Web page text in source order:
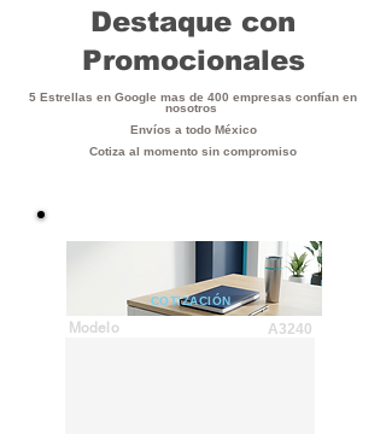
5 Estrellas en Google mas de 400 empresas confían en
nosotros
Envíos a todo México
Cotiza al momento sin compromiso
Destaque con
Promocionales
COTIZACIÓN
Modelo A3240